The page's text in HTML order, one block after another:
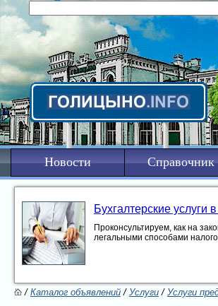
Новости Справочник
Бухгалтерские услуги
Проконсультируем, как на
легальными способами
/Каталог объявлений/Услуги /Услуги